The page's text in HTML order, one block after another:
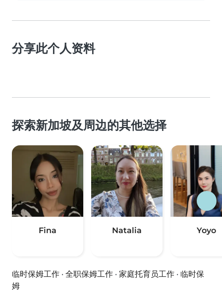
分享此个人资料
探索新加坡及周边的其他选择
Fina Natalia Yoyo
临时保姆工作 · 全职保姆工作 · 家庭托育员工作 · 临时保
姆